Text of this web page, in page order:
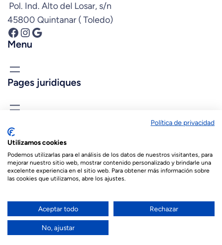
Pol. Ind. Alto del Losar, s/n
45800 Quintanar ( Toledo)
Facebook InstagramGoogle
Menu
Pages juridiques
+34 925 180 903
© 2026 Biopastis.com
Español(Espagnol English(Anglais
Français
Política de privacidad
Utilizamos cookies
Podemos utilizarlas para el análisis de los datos de nuestros visitantes, para
mejorar nuestro sitio web, mostrar contenido personalizado y brindarle una
excelente experiencia en el sitio web. Para obtener más información sobre
las cookies que utilizamos, abre los ajustes.
Aceptar todo Rechazar
No, ajustar